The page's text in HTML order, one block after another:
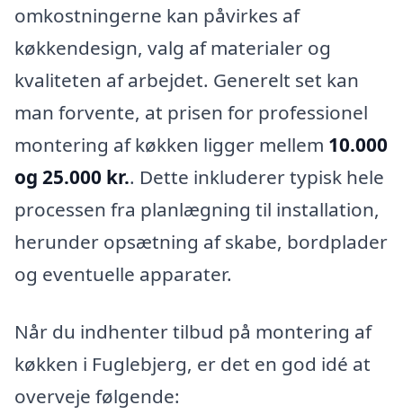
omkostningerne kan påvirkes af
køkkendesign, valg af materialer og
kvaliteten af arbejdet. Generelt set kan
man forvente, at prisen for professionel
montering af køkken ligger mellem 10.000
og 25.000 kr.. Dette inkluderer typisk hele
processen fra planlægning til installation,
herunder opsætning af skabe, bordplader
og eventuelle apparater.
Når du indhenter tilbud på montering af
køkken i Fuglebjerg, er det en god idé at
overveje følgende: